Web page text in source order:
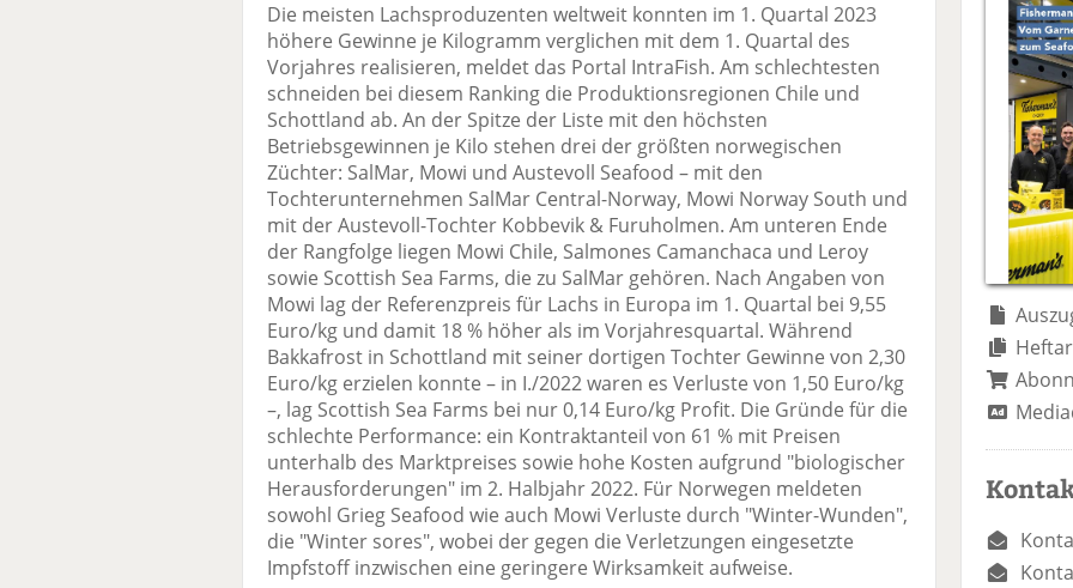
uf
F
ac
e
o
k
te
il
e
n
wi
tt
er
n
uf
Li
n
k
di
te
il
e
n
er
m
se
n
d
e
n
Die meisten Lachsproduzenten weltweit konnten im 1. Quartal 2023
höhere Gewinne je Kilogramm verglichen mit dem 1. Quartal des
Vorjahres realisieren, meldet das Portal IntraFish. Am schlechtesten
schneiden bei diesem Ranking die Produktionsregionen Chile und
Schottland ab. An der Spitze der Liste mit den höchsten
Betriebsgewinnen je Kilo stehen drei der größten norwegischen
Züchter: SalMar, Mowi und Austevoll Seafood – mit den
Tochterunternehmen SalMar Central-Norway, Mowi Norway South und
mit der Austevoll-Tochter Kobbevik & Furuholmen. Am unteren Ende
der Rangfolge liegen Mowi Chile, Salmones Camanchaca und Leroy
sowie Scottish Sea Farms, die zu SalMar gehören. Nach Angaben von
Mowi lag der Referenzpreis für Lachs in Europa im 1. Quartal bei 9,55
Euro/kg und damit 18 % höher als im Vorjahresquartal. Während
Bakkafrost in Schottland mit seiner dortigen Tochter Gewinne von 2,30
Euro/kg erzielen konnte – in I./2022 waren es Verluste von 1,50 Euro/kg
–, lag Scottish Sea Farms bei nur 0,14 Euro/kg Profit. Die Gründe für die
schlechte Performance: ein Kontraktanteil von 61 % mit Preisen
unterhalb des Marktpreises sowie hohe Kosten aufgrund "biologischer
Herausforderungen" im 2. Halbjahr 2022. Für Norwegen meldeten
sowohl Grieg Seafood wie auch Mowi Verluste durch "Winter-Wunden",
die "Winter sores", wobei der gegen die Verletzungen eingesetzte
Impfstoff inzwischen eine geringere Wirksamkeit aufweise.